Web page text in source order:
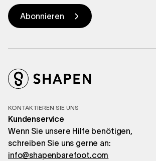
KONTAKTIEREN SIE UNS
Kundenservice
Wenn Sie unsere Hilfe benötigen,
schreiben Sie uns gerne an:
info@shapenbarefoot.com